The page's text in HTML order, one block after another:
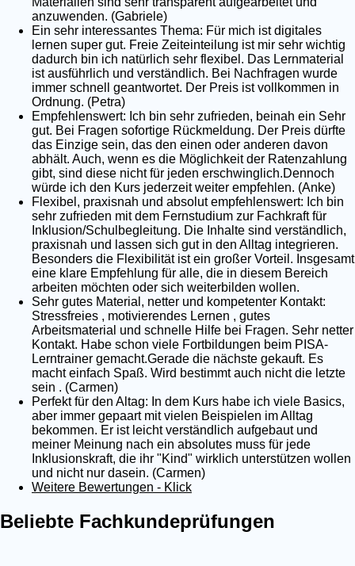
anzuwenden. (Gabriele)
Ein sehr interessantes Thema: Für mich ist digitales
lernen super gut. Freie Zeiteinteilung ist mir sehr wichtig
dadurch bin ich natürlich sehr flexibel. Das Lernmaterial
ist ausführlich und verständlich. Bei Nachfragen wurde
immer schnell geantwortet. Der Preis ist vollkommen in
Ordnung. (Petra)
Empfehlenswert: Ich bin sehr zufrieden, beinah ein Sehr
gut. Bei Fragen sofortige Rückmeldung. Der Preis dürfte
das Einzige sein, das den einen oder anderen davon
abhält. Auch, wenn es die Möglichkeit der Ratenzahlung
gibt, sind diese nicht für jeden erschwinglich.Dennoch
würde ich den Kurs jederzeit weiter empfehlen. (Anke)
Flexibel, praxisnah und absolut empfehlenswert: Ich bin
sehr zufrieden mit dem Fernstudium zur Fachkraft für
Inklusion/Schulbegleitung. Die Inhalte sind verständlich,
praxisnah und lassen sich gut in den Alltag integrieren.
Besonders die Flexibilität ist ein großer Vorteil. Insgesamt
eine klare Empfehlung für alle, die in diesem Bereich
arbeiten möchten oder sich weiterbilden wollen.
Sehr gutes Material, netter und kompetenter Kontakt:
Stressfreies , motivierendes Lernen , gutes
Arbeitsmaterial und schnelle Hilfe bei Fragen. Sehr netter
Kontakt. Habe schon viele Fortbildungen beim PISA-
Lerntrainer gemacht.Gerade die nächste gekauft. Es
macht einfach Spaß. Wird bestimmt auch nicht die letzte
sein . (Carmen)
Perfekt für den Altag: In dem Kurs habe ich viele Basics,
aber immer gepaart mit vielen Beispielen im Alltag
bekommen. Er ist leicht verständlich aufgebaut und
meiner Meinung nach ein absolutes muss für jede
Inklusionskraft, die ihr "Kind" wirklich unterstützen wollen
und nicht nur dasein. (Carmen)
Weitere Bewertungen - Klick
Beliebte Fachkundeprüfungen